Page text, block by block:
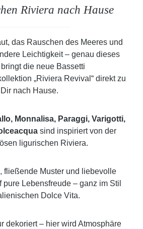
Riviera nach Hause
das Rauschen des Meeres und
Leichtigkeit – genau dieses
die neue Bassetti
„Riviera Revival“ direkt zu
Dir nach Hause.
Monnalisa, Paraggi, Varigotti,
sind inspiriert von der
ligurischen Riviera.
fließende Muster und liebevolle
pure Lebensfreude – ganz im Stil
Dolce Vita.
dekoriert – hier wird Atmosphäre